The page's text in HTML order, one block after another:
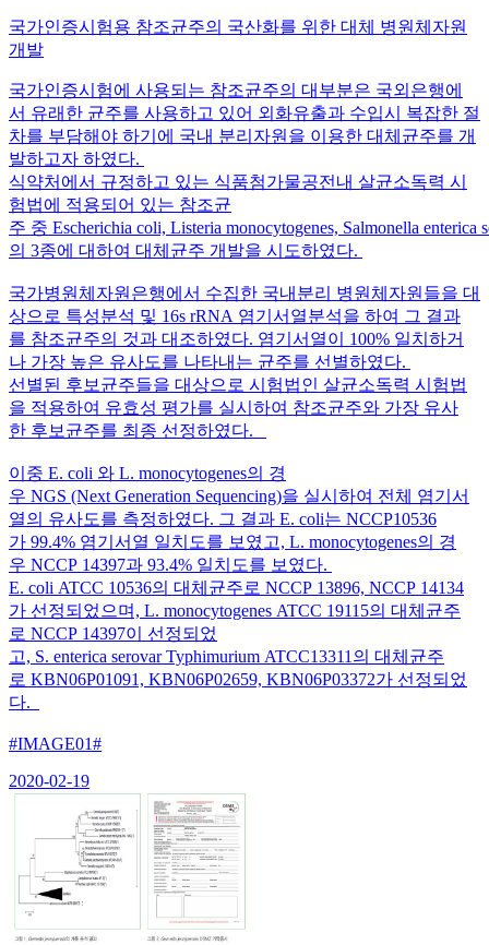
국가인증시험용 참조균주의 국산화를 위한 대체 병원체자원
개발
국가인증시험에 사용되는 참조균주의 대부분은 국외은행에
서 유래한 균주를 사용하고 있어 외화유출과 수입시 복잡한 절
차를 부담해야 하기에 국내 분리자원을 이용한 대체균주를 개
발하고자 하였다.
식약처에서 규정하고 있는 식품첨가물공전내 살균소독력 시
험법에 적용되어 있는 참조균
주 중 Escherichia coli, Listeria monocytogenes, Salmonella enterica
의 3종에 대하여 대체균주 개발을 시도하였다.
국가병원체자원은행에서 수집한 국내분리 병원체자원들을 대
상으로 특성분석 및 16s rRNA 염기서열분석을 하여 그 결과
를 참조균주의 것과 대조하였다. 염기서열이 100% 일치하거
나 가장 높은 유사도를 나타내는 균주를 선별하였다.
선별된 후보균주들을 대상으로 시험법인 살균소독력 시험법
을 적용하여 유효성 평가를 실시하여 참조균주와 가장 유사
한 후보균주를 최종 선정하였다.
이중 E. coli 와 L. monocytogenes의 경
우 NGS (Next Generation Sequencing)을 실시하여 전체 염기서
열의 유사도를 측정하였다. 그 결과 E. coli는 NCCP10536
가 99.4% 염기서열 일치도를 보였고, L. monocytogenes의 경
우 NCCP 14397과 93.4% 일치도를 보였다.
E. coli ATCC 10536의 대체균주로 NCCP 13896, NCCP 14134
가 선정되었으며, L. monocytogenes ATCC 19115의 대체균주
로 NCCP 14397이 선정되었
고, S. enterica serovar Typhimurium ATCC13311의 대체균주
로 KBN06P01091, KBN06P02659, KBN06P03372가 선정되었
다.
#IMAGE01#
2020-02-19